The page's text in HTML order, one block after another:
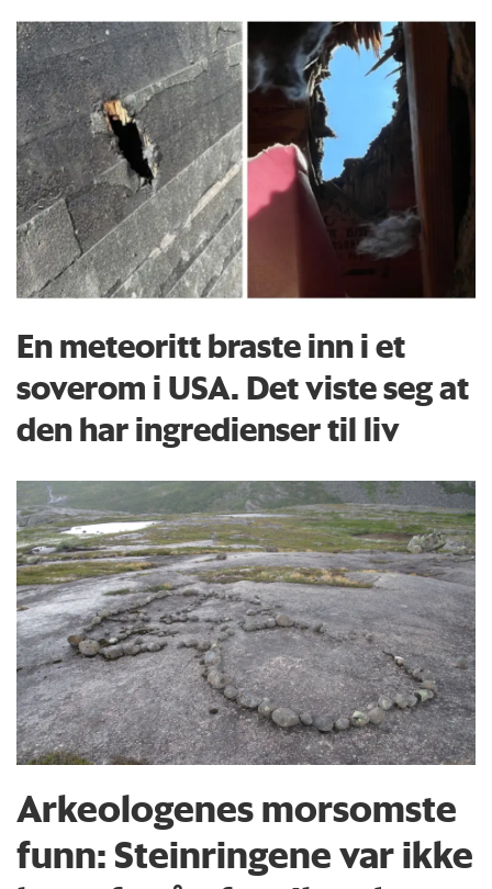
En meteoritt braste inn i et
soverom i USA. Det viste seg at
den har ingredienser til liv
Arkeologenes morsomste
funn: Steinringene var ikke